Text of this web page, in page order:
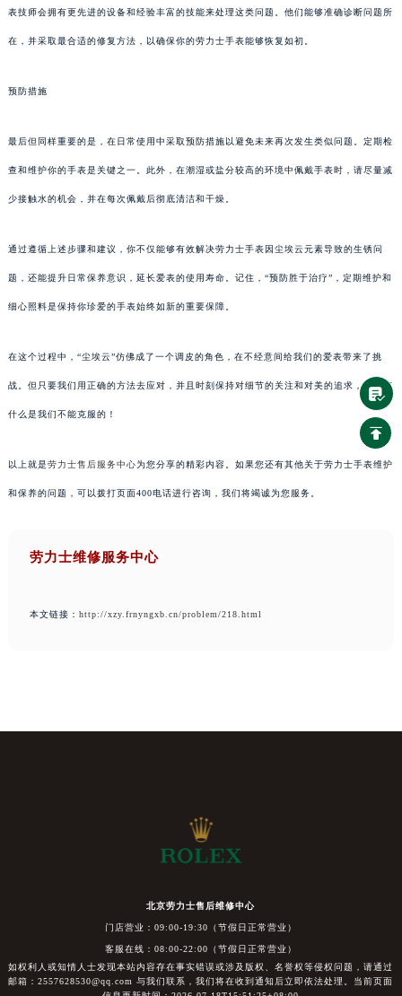
表技师会拥有更先进的设备和经验丰富的技能来处理这类问题。他们能够准确诊断问题所
在，并采取最合适的修复方法，以确保你的劳力士手表能够恢复如初。
预防措施
最后但同样重要的是，在日常使用中采取预防措施以避免未来再次发生类似问题。定期检
查和维护你的手表是关键之一。此外，在潮湿或盐分较高的环境中佩戴手表时，请尽量减
少接触水的机会，并在每次佩戴后彻底清洁和干燥。
通过遵循上述步骤和建议，你不仅能够有效解决劳力士手表因尘埃云元素导致的生锈问
题，还能提升日常保养意识，延长爱表的使用寿命。记住，“预防胜于治疗”，定期维护和
细心照料是保持你珍爱的手表始终如新的重要保障。
在这个过程中，“尘埃云”仿佛成了一个调皮的角色，在不经意间给我们的爱表带来了挑
战。但只要我们用正确的方法去应对，并且时刻保持对细节的关注和对美的追求，就没有
什么是我们不能克服的！
以上就是劳力士售后服务中心为您分享的精彩内容。如果您还有其他关于劳力士手表维护
和保养的问题，可以拨打页面400电话进行咨询，我们将竭诚为您服务。
劳力士维修服务中心
本文链接： http://xzy.frnyngxb.cn/problem/218.html
北京劳力士售后维修中心
门店营业：09:00-19:30（节假日正常营业）
客服在线：08:00-22:00（节假日正常营业）
如权利人或知情人士发现本站内容存在事实错误或涉及版权、名誉权等侵权问题，请通过
邮箱：2557628530@qq.com 与我们联系，我们将在收到通知后立即依法处理。当前页面